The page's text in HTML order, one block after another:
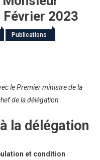
2023
Publications
le Premier ministre de la
de la délégation
la délégation
et condition